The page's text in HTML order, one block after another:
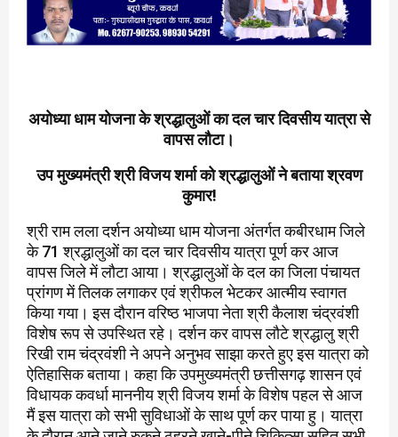
अयोध्या धाम योजना के श्रद्धालुओं का दल चार दिवसीय यात्रा से
वापस लौटा।
उप मुख्यमंत्री श्री विजय शर्मा को श्रद्धालुओं ने बताया श्रवण
कुमार!
श्री राम लला दर्शन अयोध्या धाम योजना अंतर्गत कबीरधाम जिले
के 71 श्रद्धालुओं का दल चार दिवसीय यात्रा पूर्ण कर आज
वापस जिले में लौटा आया। श्रद्धालुओं के दल का जिला पंचायत
प्रांगण में तिलक लगाकर एवं श्रीफल भेटकर आत्मीय स्वागत
किया गया। इस दौरान वरिष्ठ भाजपा नेता श्री कैलाश चंद्रवंशी
विशेष रूप से उपस्थित रहे। दर्शन कर वापस लौटे श्रद्धालु श्री
रिखी राम चंद्रवंशी ने अपने अनुभव साझा करते हुए इस यात्रा को
ऐतिहासिक बताया। कहा कि उपमुख्यमंत्री छत्तीसगढ़ शासन एवं
विधायक कवर्धा माननीय श्री विजय शर्मा के विशेष पहल से आज
मैं इस यात्रा को सभी सुविधाओं के साथ पूर्ण कर पाया हु। यात्रा